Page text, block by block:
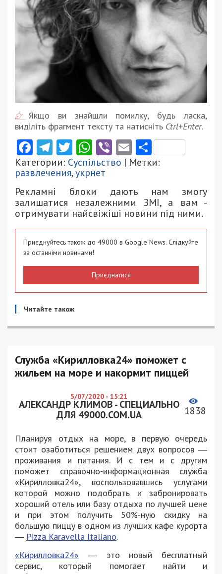
Якщо ви знайшли помилку, будь ласка,
виділіть фрагмент тексту та натисніть Ctrl+Enter.
Facebook
Telegram
Twitter
WhatsApp
ViberEmail
Категории: Суспільство | Метки:
развлечения,укрнет
Рекламні блоки дають нам змогу
залишатися незалежними ЗМІ, а вам -
отримувати найсвіжіші новини під ними.
Приєднуйтесь також до 49000 в Google News. Слідкуйте
за останніми новинами!
Приєднатися
Читайте також
Служба «Кирилловка24» поможет с
жильем на море и накормит пиццей
5/07/2020 - 15:21
АЛЕКСАНДР КЛИМОВ - СПЕЦИАЛЬНО
ДЛЯ 49000.COM.UA
1838
Планируя отдых на море, в первую очередь
стоит озаботиться решением двух вопросов ―
проживания и питания. И с тем и с другим
поможет справочно-информационная служба
«Кирилловка24», воспользовавшись услугами
которой можно подобрать и забронировать
хороший отель или базу отдыха по лучшей цене
и при этом получить 50%-ную скидку на
большую пиццу в одном из лучших кафе курорта
― Pizza Karavella Italiano.
«Кирилловка24» ― это новый бесплатный
сервис, который помогает найти и